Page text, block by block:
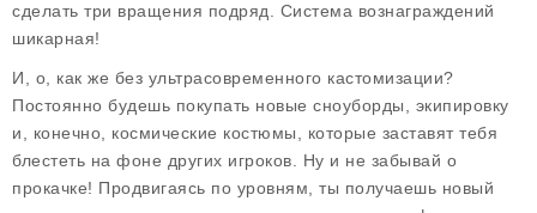
сделать три вращения подряд. Система вознаграждений
шикарная!
И, о, как же без ультрасовременного кастомизации?
Постоянно будешь покупать новые сноуборды, экипировку
и, конечно, космические костюмы, которые заставят тебя
блестеть на фоне других игроков. Ну и не забывай о
прокачке! Продвигаясь по уровням, ты получаешь новый